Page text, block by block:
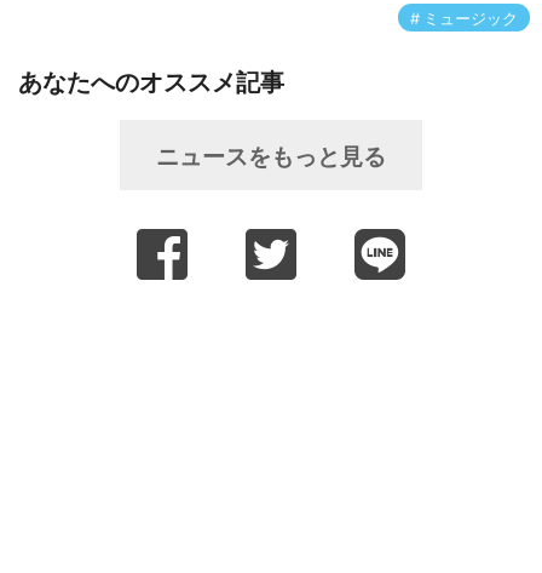
ミュージック
あなたへのオススメ記事
ニュースをもっと見る